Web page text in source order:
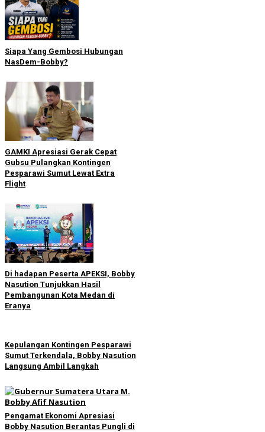
Siapa Yang Gembosi Hubungan
NasDem-Bobby?
GAMKI Apresiasi Gerak Cepat
Gubsu Pulangkan Kontingen
Pesparawi Sumut Lewat Extra
Flight
Di hadapan Peserta APEKSI, Bobby
Nasution Tunjukkan Hasil
Pembangunan Kota Medan di
Eranya
Kepulangan Kontingen Pesparawi
Sumut Terkendala, Bobby Nasution
Langsung Ambil Langkah
Pengamat Ekonomi Apresiasi
Bobby Nasution Berantas Pungli di